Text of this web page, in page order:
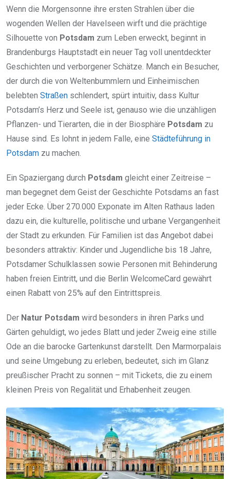
Wenn die Morgensonne ihre ersten Strahlen über die
wogenden Wellen der Havelseen wirft und die prächtige
Silhouette von Potsdam zum Leben erweckt, beginnt in
Brandenburgs Hauptstadt ein neuer Tag voll unentdeckter
Geschichten und verborgener Schätze. Manch ein Besucher,
der durch die von Weltenbummlern und Einheimischen
belebten Straßen schlendert, spürt intuitiv, dass Kultur
Potsdam’s Herz und Seele ist, genauso wie die unzähligen
Pflanzen- und Tierarten, die in der Biosphäre Potsdam zu
Hause sind. Es lohnt in jedem Falle, eine Städteführung in
Potsdam zu machen.
Ein Spaziergang durch Potsdam gleicht einer Zeitreise –
man begegnet dem Geist der Geschichte Potsdams an fast
jeder Ecke. Über 270.000 Exponate im Alten Rathaus laden
dazu ein, die kulturelle, politische und urbane Vergangenheit
der Stadt zu erkunden. Für Familien ist das Angebot dabei
besonders attraktiv: Kinder und Jugendliche bis 18 Jahre,
Potsdamer Schulklassen sowie Personen mit Behinderung
haben freien Eintritt, und die Berlin WelcomeCard gewährt
einen Rabatt von 25% auf den Eintrittspreis.
Der Natur Potsdam wird besonders in ihren Parks und
Gärten gehuldigt, wo jedes Blatt und jeder Zweig eine stille
Ode an die barocke Gartenkunst darstellt. Den Marmorpalais
und seine Umgebung zu erleben, bedeutet, sich im Glanz
preußischer Pracht zu sonnen – mit Tickets, die zu einem
kleinen Preis von Regalität und Erhabenheit zeugen.